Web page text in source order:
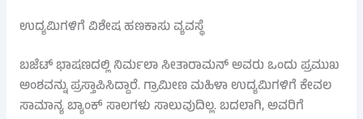
ಉದ್ಯಮಿಗಳಿಗೆ ವಿಶೇಷ ಹಣಕಾಸು ವ್ಯವಸ್ಥೆ
ಬಜೆಟ್ ಭಾಷಣದಲ್ಲಿ ನಿರ್ಮಲಾ ಸೀತಾರಾಮನ್ ಅವರು ಒಂದು ಪ್ರಮುಖ
ಅಂಶವನ್ನು ಪ್ರಸ್ತಾಪಿಸಿದ್ದಾರೆ. ಗ್ರಾಮೀಣ ಮಹಿಳಾ ಉದ್ಯಮಿಗಳಿಗೆ ಕೇವಲ
ಸಾಮಾನ್ಯ ಬ್ಯಾಂಕ್ ಸಾಲಗಳು ಸಾಲುವುದಿಲ್ಲ. ಬದಲಾಗಿ, ಅವರಿಗೆ